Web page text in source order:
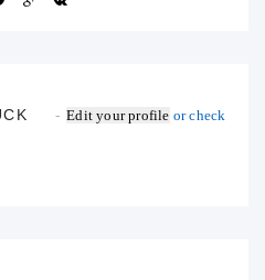
Edit your profile or check